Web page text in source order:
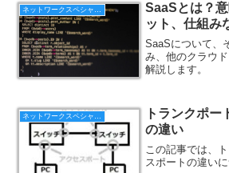
ネットワークスペシャリスト
SaaSとは？
ット、仕組み
SaaSについて、
み、他のクラウ
解説します。
トランクポー
の違い
この記事では、
スポートの違い